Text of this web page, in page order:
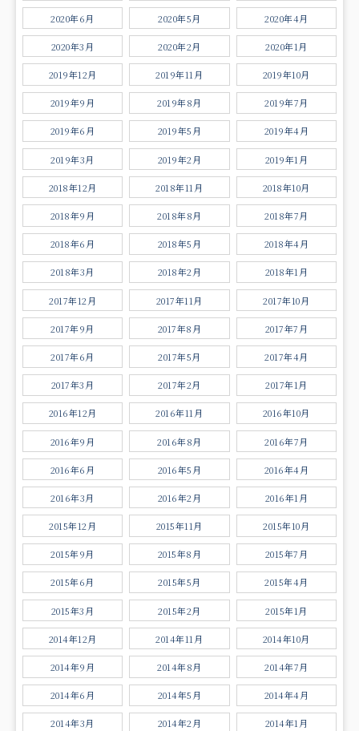
2020年6月 2020年5月 2020年4月
2020年3月 2020年2月 2020年1月
2019年12月 2019年11月 2019年10月
2019年9月 2019年8月 2019年7月
2019年6月 2019年5月 2019年4月
2019年3月 2019年2月 2019年1月
2018年12月 2018年11月 2018年10月
2018年9月 2018年8月 2018年7月
2018年6月 2018年5月 2018年4月
2018年3月 2018年2月 2018年1月
2017年12月 2017年11月 2017年10月
2017年9月 2017年8月 2017年7月
2017年6月 2017年5月 2017年4月
2017年3月 2017年2月 2017年1月
2016年12月 2016年11月 2016年10月
2016年9月 2016年8月 2016年7月
2016年6月 2016年5月 2016年4月
2016年3月 2016年2月 2016年1月
2015年12月 2015年11月 2015年10月
2015年9月 2015年8月 2015年7月
2015年6月 2015年5月 2015年4月
2015年3月 2015年2月 2015年1月
2014年12月 2014年11月 2014年10月
2014年9月 2014年8月 2014年7月
2014年6月 2014年5月 2014年4月
2014年3月 2014年2月 2014年1月